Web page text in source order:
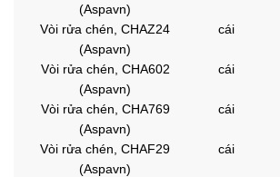
(Aspavn)
Vòi rửa chén, CHAZ24
(Aspavn)
cái
Vòi rửa chén, CHA602
(Aspavn)
cái
Vòi rửa chén, CHA769
(Aspavn)
cái
Vòi rửa chén, CHAF29
(Aspavn)
cái